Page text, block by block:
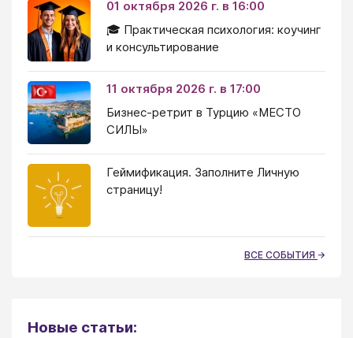
01 октября 2026 г. в 16:00
🎓 Практическая психология: коучинг
и консультирование
11 октября 2026 г. в 17:00
Бизнес-ретрит в Турцию «МЕСТО
СИЛЫ»
Геймификация. Заполните Личную
страницу!
ВСЕ СОБЫТИЯ
Новые статьи: